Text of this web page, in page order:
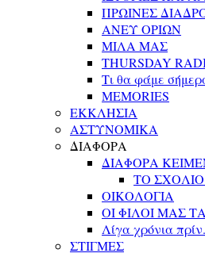
ΠΡΩΙΝΕΣ
ΑΝΕΥ ΟΡΙΩΝ
ΜΙΛΑ ΜΑΣ
THURSDAY
Τι θα φάμε
MEMORIES
ΕΚΚΛΗΣΙΑ
ΑΣΤΥΝΟΜΙΚΑ
ΔΙΑΦΟΡΑ
ΔΙΑΦΟΡΑ
ΤΟ
ΟΙΚΟΛΟΓΙΑ
ΟΙ ΦΙΛΟΙ ΜΑΣ
Λίγα χρόνια
ΣΤΙΓΜΕΣ